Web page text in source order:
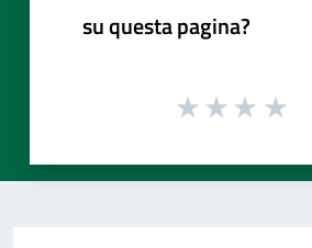
su questa pagina?